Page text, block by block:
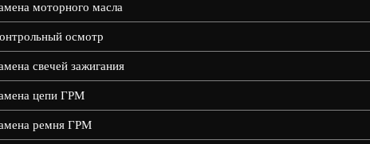
моторного масла
осмотр
свечей зажигания
цепи ГРМ
ремня ГРМ